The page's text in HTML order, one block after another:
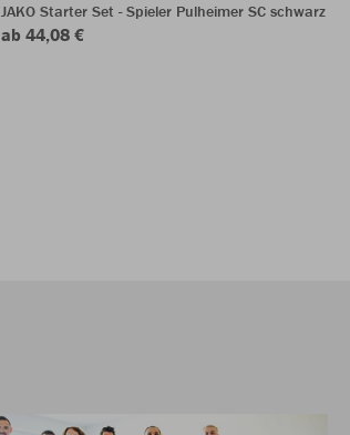
JAKO Starter Set - Spieler Pulheimer SC schwarz
ab 44,08 €